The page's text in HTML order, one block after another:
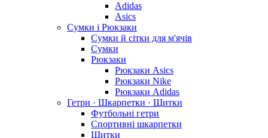
Adidas
Asics
Сумки і Рюкзаки
Сумки й сітки для м'ячів
Сумки
Рюкзаки
Рюкзаки Asics
Рюкзаки Nike
Рюкзаки Adidas
Гетри · Шкарпетки · Щитки
Футбольні гетри
Спортивні шкарпетки
Щитки